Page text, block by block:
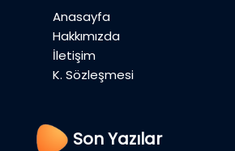
Anasayfa
Hakkımızda
İletişim
K. Sözleşmesi
Son Yazılar